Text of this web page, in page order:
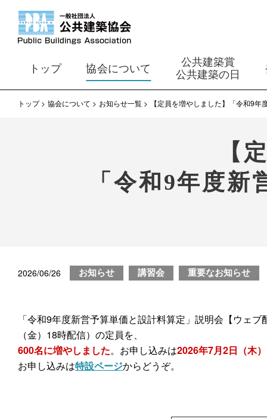
トップ 協会について
公共建築賞
公共建築の日
トップ 協会について お知らせ一覧 【定員を増やしました】「令和9
【
「令和9年度
2026/06/26 お知らせ 講習会 重要なお知らせ
「令和9年度新営予算単価と設計料算定」説明会【ウェ
（金）18時配信）の定員を、
600名に増やしました。お申し込みは2026年7月2日（木
お申し込みは特設ページからどうぞ。